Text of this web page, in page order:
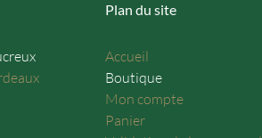
Plan du site
Accueil
Boutique
Mon compte
Panier